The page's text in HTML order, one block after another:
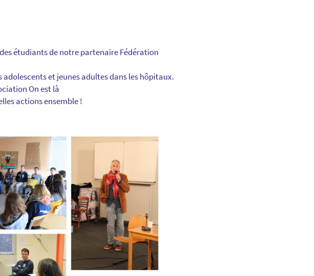
étudiants de notre partenaire Fédération
adolescents et jeunes adultes dans les hôpitaux.
On est là
actions ensemble !